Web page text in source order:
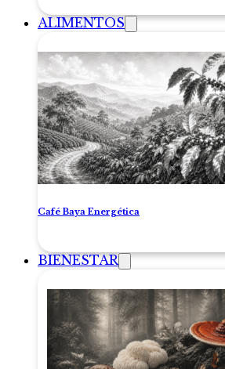
ALIMENTOS
Café Baya Energética
BIENESTAR